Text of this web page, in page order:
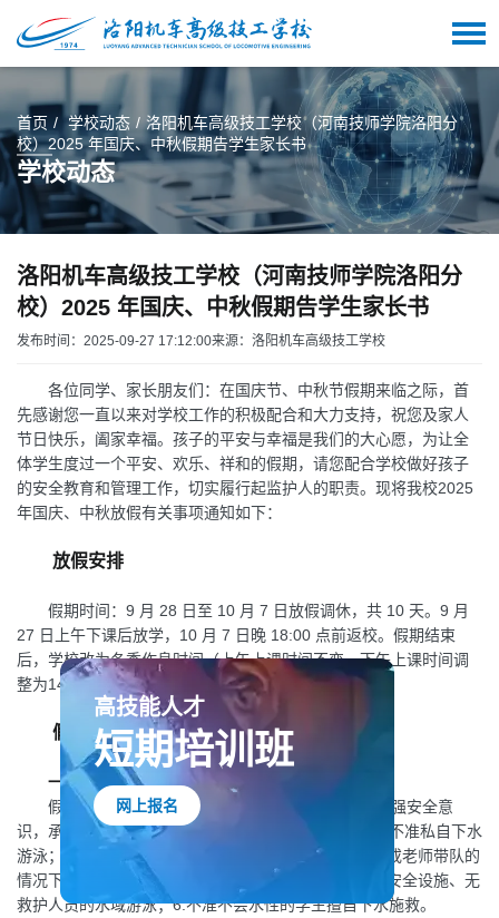
首页 学校动态
洛阳机车高级技工学校（河南技师学院洛阳分
校）2025 年国庆、中秋假期告学生家长书
学校动态
洛阳机车高级技工学校（河南技师学院洛阳分
校）2025 年国庆、中秋假期告学生家长书
发布时间：2025-09-27 17:12:00来源：洛阳机车高级技工学校
各位同学、家长朋友们：在国庆节、中秋节假期来临之际，首
先感谢您一直以来对学校工作的积极配合和大力支持，祝您及家人
节日快乐，阖家幸福。孩子的平安与幸福是我们的大心愿，为让全
体学生度过一个平安、欢乐、祥和的假期，请您配合学校做好孩子
的安全教育和管理工作，切实履行起监护人的职责。现将我校2025
年国庆、中秋放假有关事项通知如下：
放假安排
假期时间：9 月 28 日至 10 月 7 日放假调休，共 10 天。9 月
27 日上午下课后放学，10 月 7 日晚 18:00 点前返校。假期结束
后，学校改为冬季作息时间（上午上课时间不变，下午上课时间调
整为14:10）。
假期安全提醒
一、防溺水安全
假期期间，学生防溺水安全不容忽视，希望家长增强安全意
识，承担起监护责任，教育孩子确实做到“六不准 ”：1.不准私自下水
游泳；2.不准擅自与他人结伴游泳；3.不准在没有家长或老师带队的
情况下游泳；4.不准到不熟悉的水域游泳；5.不准到无安全设施、无
救护人员的水域游泳；6.不准不会水性的学生擅自下水施救。
高技能人才
短期培训班
网上报名